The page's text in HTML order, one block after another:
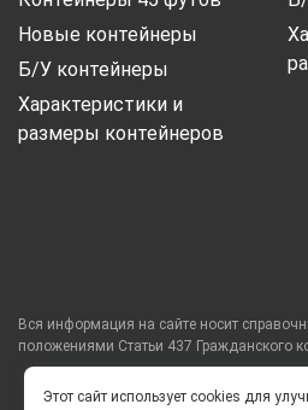
Новые контейнеры
Б/У контейнеры
Характеристики и
размеры контейнеров
Вся информация на сайте носит
положениями Статьи 437 Гражданского
Этот сайт использует cookies для